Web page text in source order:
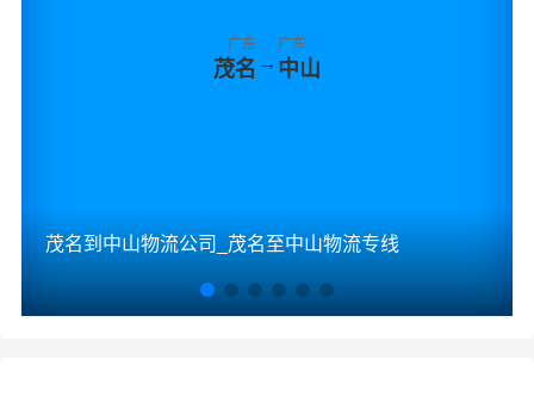
广东
茂名 →
广东
中山
茂名到中山物流公司_茂名至中山物流专线